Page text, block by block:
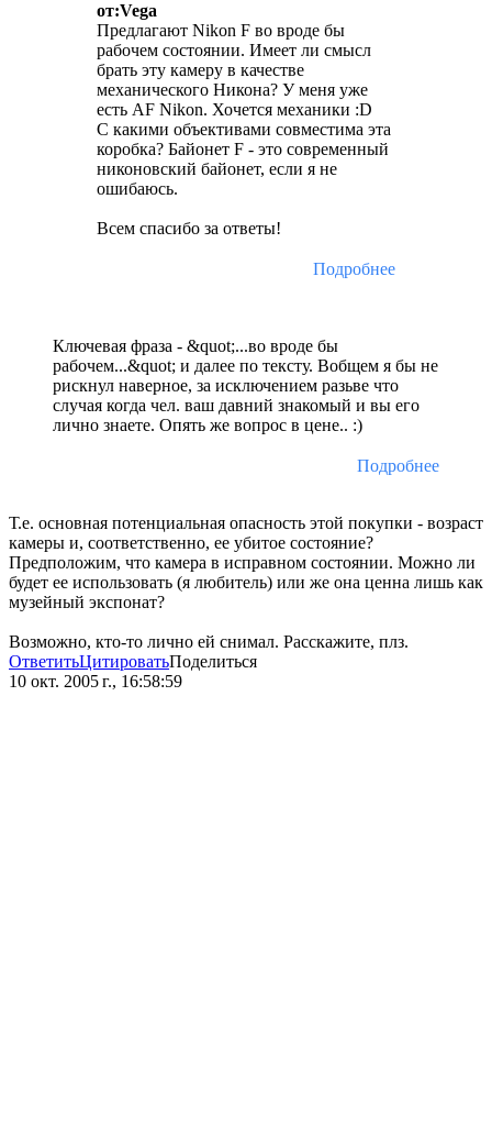
от:Vega
Предлагают Nikon F во вроде бы
рабочем состоянии. Имеет ли смысл
брать эту камеру в качестве
механического Никона? У меня уже
есть AF Nikon. Хочется механики :D
С какими объективами совместима эта
коробка? Байонет F - это современный
никоновский байонет, если я не
ошибаюсь.
Всем спасибо за ответы!
Подробнее
Ключевая фраза - &quot;...во вроде бы
рабочем...&quot; и далее по тексту. Вобщем я бы не
рискнул наверное, за исключением разьве что
случая когда чел. ваш давний знакомый и вы его
лично знаете. Опять же вопрос в цене.. :)
Подробнее
Т.е. основная потенциальная опасность этой покупки - возраст
камеры и, соответственно, ее убитое состояние?
Предположим, что камера в исправном состоянии. Можно ли
будет ее использовать (я любитель) или же она ценна лишь как
музейный экспонат?
Возможно, кто-то лично ей снимал. Расскажите, плз.
ОтветитьЦитироватьПоделиться
10 окт. 2005 г., 16:58:59